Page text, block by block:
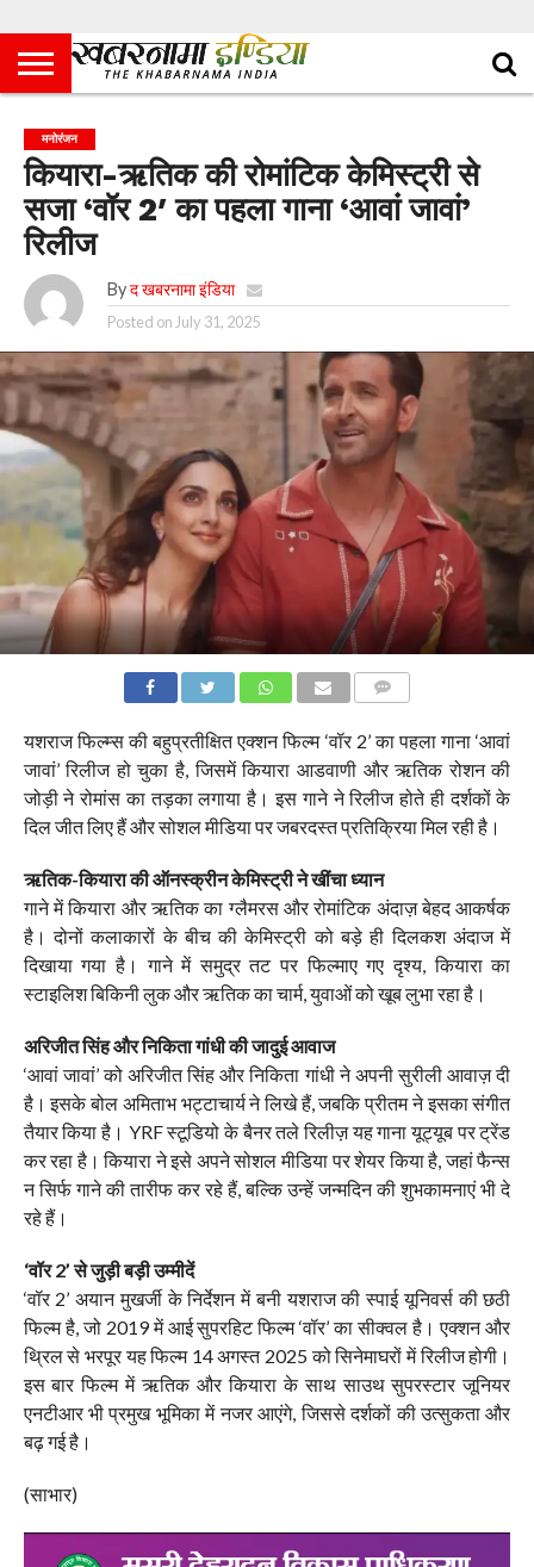
मनोरंजन
कियारा-ऋतिक की रोमांटिक केमिस्ट्री से
सजा ‘वॉर 2′ का पहला गाना ‘आवां जावां’
रिलीज
By द खबरनामा इंडिया
Posted on July 31, 2025
यशराज फिल्म्स की बहुप्रतीक्षित एक्शन फिल्म ‘वॉर 2’ का पहला गाना ‘आवां
जावां’ रिलीज हो चुका है, जिसमें कियारा आडवाणी और ऋतिक रोशन की
जोड़ी ने रोमांस का तड़का लगाया है। इस गाने ने रिलीज होते ही दर्शकों के
दिल जीत लिए हैं और सोशल मीडिया पर जबरदस्त प्रतिक्रिया मिल रही है।
ऋतिक-कियारा की ऑनस्क्रीन केमिस्ट्री ने खींचा ध्यान
गाने में कियारा और ऋतिक का ग्लैमरस और रोमांटिक अंदाज़ बेहद आकर्षक
है। दोनों कलाकारों के बीच की केमिस्ट्री को बड़े ही दिलकश अंदाज में
दिखाया गया है। गाने में समुद्र तट पर फिल्माए गए दृश्य, कियारा का
स्टाइलिश बिकिनी लुक और ऋतिक का चार्म, युवाओं को खूब लुभा रहा है।
अरिजीत सिंह और निकिता गांधी की जादुई आवाज
‘आवां जावां’ को अरिजीत सिंह और निकिता गांधी ने अपनी सुरीली आवाज़ दी
है। इसके बोल अमिताभ भट्टाचार्य ने लिखे हैं, जबकि प्रीतम ने इसका संगीत
तैयार किया है। YRF स्टूडियो के बैनर तले रिलीज़ यह गाना यूट्यूब पर ट्रेंड
कर रहा है। कियारा ने इसे अपने सोशल मीडिया पर शेयर किया है, जहां फैन्स
न सिर्फ गाने की तारीफ कर रहे हैं, बल्कि उन्हें जन्मदिन की शुभकामनाएं भी दे
रहे हैं।
‘वॉर 2’ से जुड़ी बड़ी उम्मीदें
‘वॉर 2’ अयान मुखर्जी के निर्देशन में बनी यशराज की स्पाई यूनिवर्स की छठी
फिल्म है, जो 2019 में आई सुपरहिट फिल्म ‘वॉर’ का सीक्वल है। एक्शन और
थ्रिल से भरपूर यह फिल्म 14 अगस्त 2025 को सिनेमाघरों में रिलीज होगी।
इस बार फिल्म में ऋतिक और कियारा के साथ साउथ सुपरस्टार जूनियर
एनटीआर भी प्रमुख भूमिका में नजर आएंगे, जिससे दर्शकों की उत्सुकता और
बढ़ गई है।
(साभार)